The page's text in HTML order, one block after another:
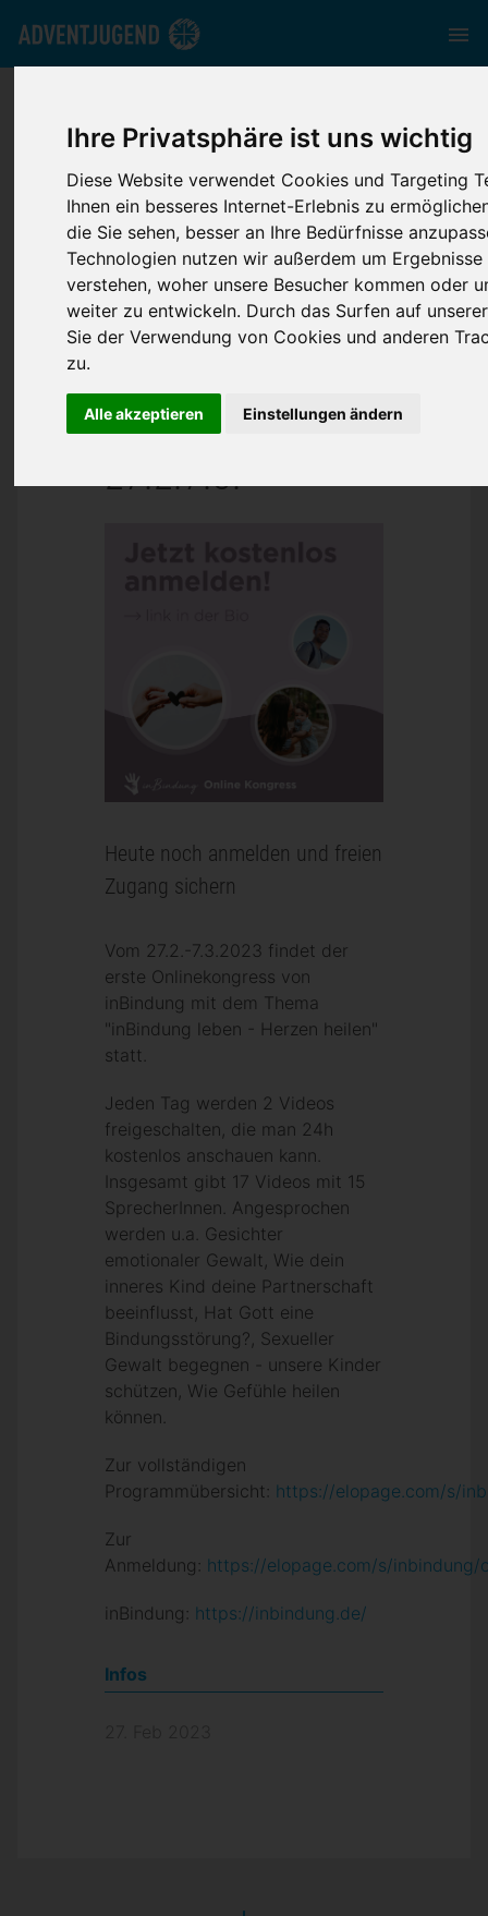
Ihre Privatsphäre ist uns wichtig
Diese Website verwendet Cookies und Targeting
Ihnen ein besseres Internet-Erlebnis zu
die Sie sehen, besser an Ihre Bedürfnisse
Technologien nutzen wir außerdem um
verstehen, woher unsere Besucher kommen oder
weiter zu entwickeln. Durch das Surfen auf
Sie der Verwendung von Cookies und anderen
zu.
Alle akzeptieren Einstellungen ändern
Onlinekongress
"inBindung leben -
Herzen heilen"
27.2.7.3.
Heute noch anmelden und freien
Zugang sichern
Vom 27.2.-7.3.2023 findet der
erste Onlinekongress von
inBindung mit dem Thema
"inBindung leben - Herzen heilen"
statt.
Jeden Tag werden 2 Videos
freigeschalten, die man 24h
kostenlos anschauen kann.
Insgesamt gibt 17 Videos mit 15
SprecherInnen. Angesprochen
werden u.a. Gesichter
emotionaler Gewalt, Wie dein
inneres Kind deine Partnerschaft
beeinflusst, Hat Gott eine
Bindungsstörung?, Sexueller
Gewalt begegnen - unsere Kinder
schützen, Wie Gefühle heilen
können.
Zur vollständigen
Programmübersicht: https://elopage.com/s/
Zur
Anmeldung: https://elopage.com/s/inbindung/
inBindung: https://inbindung.de/
Infos